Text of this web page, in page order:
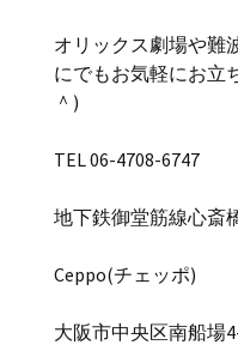
オリックス劇場や難
にでもお気軽にお
＾)
TEL 06-4708-6747
地下鉄御堂筋線心
Ceppo(チェッポ)
大阪市中央区南船場